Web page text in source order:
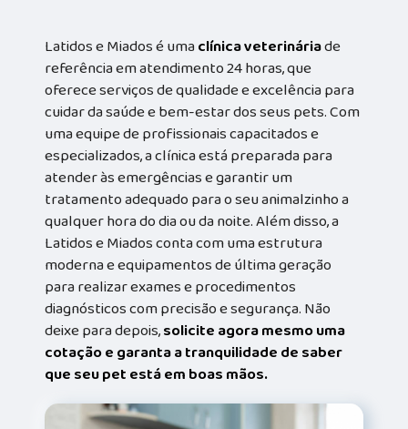
Latidos e Miados é umaclínica veterináriade
referência em atendimento 24 horas, que
oferece serviços de qualidade e excelência para
cuidar da saúde e bem-estar dos seus pets. Com
uma equipe de profissionais capacitados e
especializados, a clínica está preparada para
atender às emergências e garantir um
tratamento adequado para o seu animalzinho a
qualquer hora do dia ou da noite. Além disso, a
Latidos e Miados conta com uma estrutura
moderna e equipamentos de última geração
para realizar exames e procedimentos
diagnósticos com precisão e segurança. Não
deixe para depois,solicite agora mesmo uma
cotação e garanta a tranquilidade de saber
que seu pet está em boas mãos.